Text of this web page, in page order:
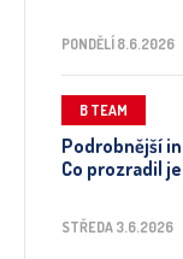
PONDĚLÍ 8.6.2026
B TEAM
Podrobnější
Co prozradil
STŘEDA 3.6.2026